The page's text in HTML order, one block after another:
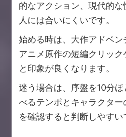
的なアクション、現代的な
人には合いにくいです。
始める時は、大作アドベン
アニメ原作の短編クリック
と印象が良くなります。
迷う場合は、序盤を10分
べるテンポとキャラクタ
を確認すると判断しやすい